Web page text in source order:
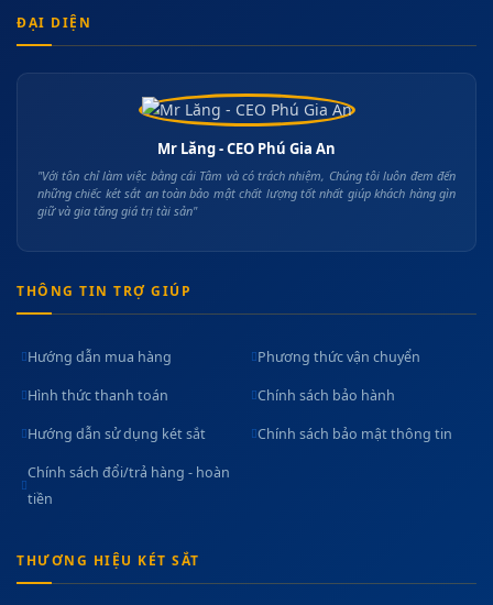
ĐẠI DIỆN
Mr Lăng - CEO Phú Gia An
"Với tôn chỉ làm việc bằng cái Tâm và có trách nhiệm, Chúng tôi luôn đem đến
những chiếc két sắt an toàn bảo mật chất lượng tốt nhất giúp khách hàng gìn
giữ và gia tăng giá trị tài sản"
THÔNG TIN TRỢ GIÚP
Hướng dẫn mua hàng Phương thức vận chuyển
Hình thức thanh toán Chính sách bảo hành
Hướng dẫn sử dụng két sắt Chính sách bảo mật thông tin
Chính sách đổi/trả hàng - hoàn
tiền
THƯƠNG HIỆU KÉT SẮT